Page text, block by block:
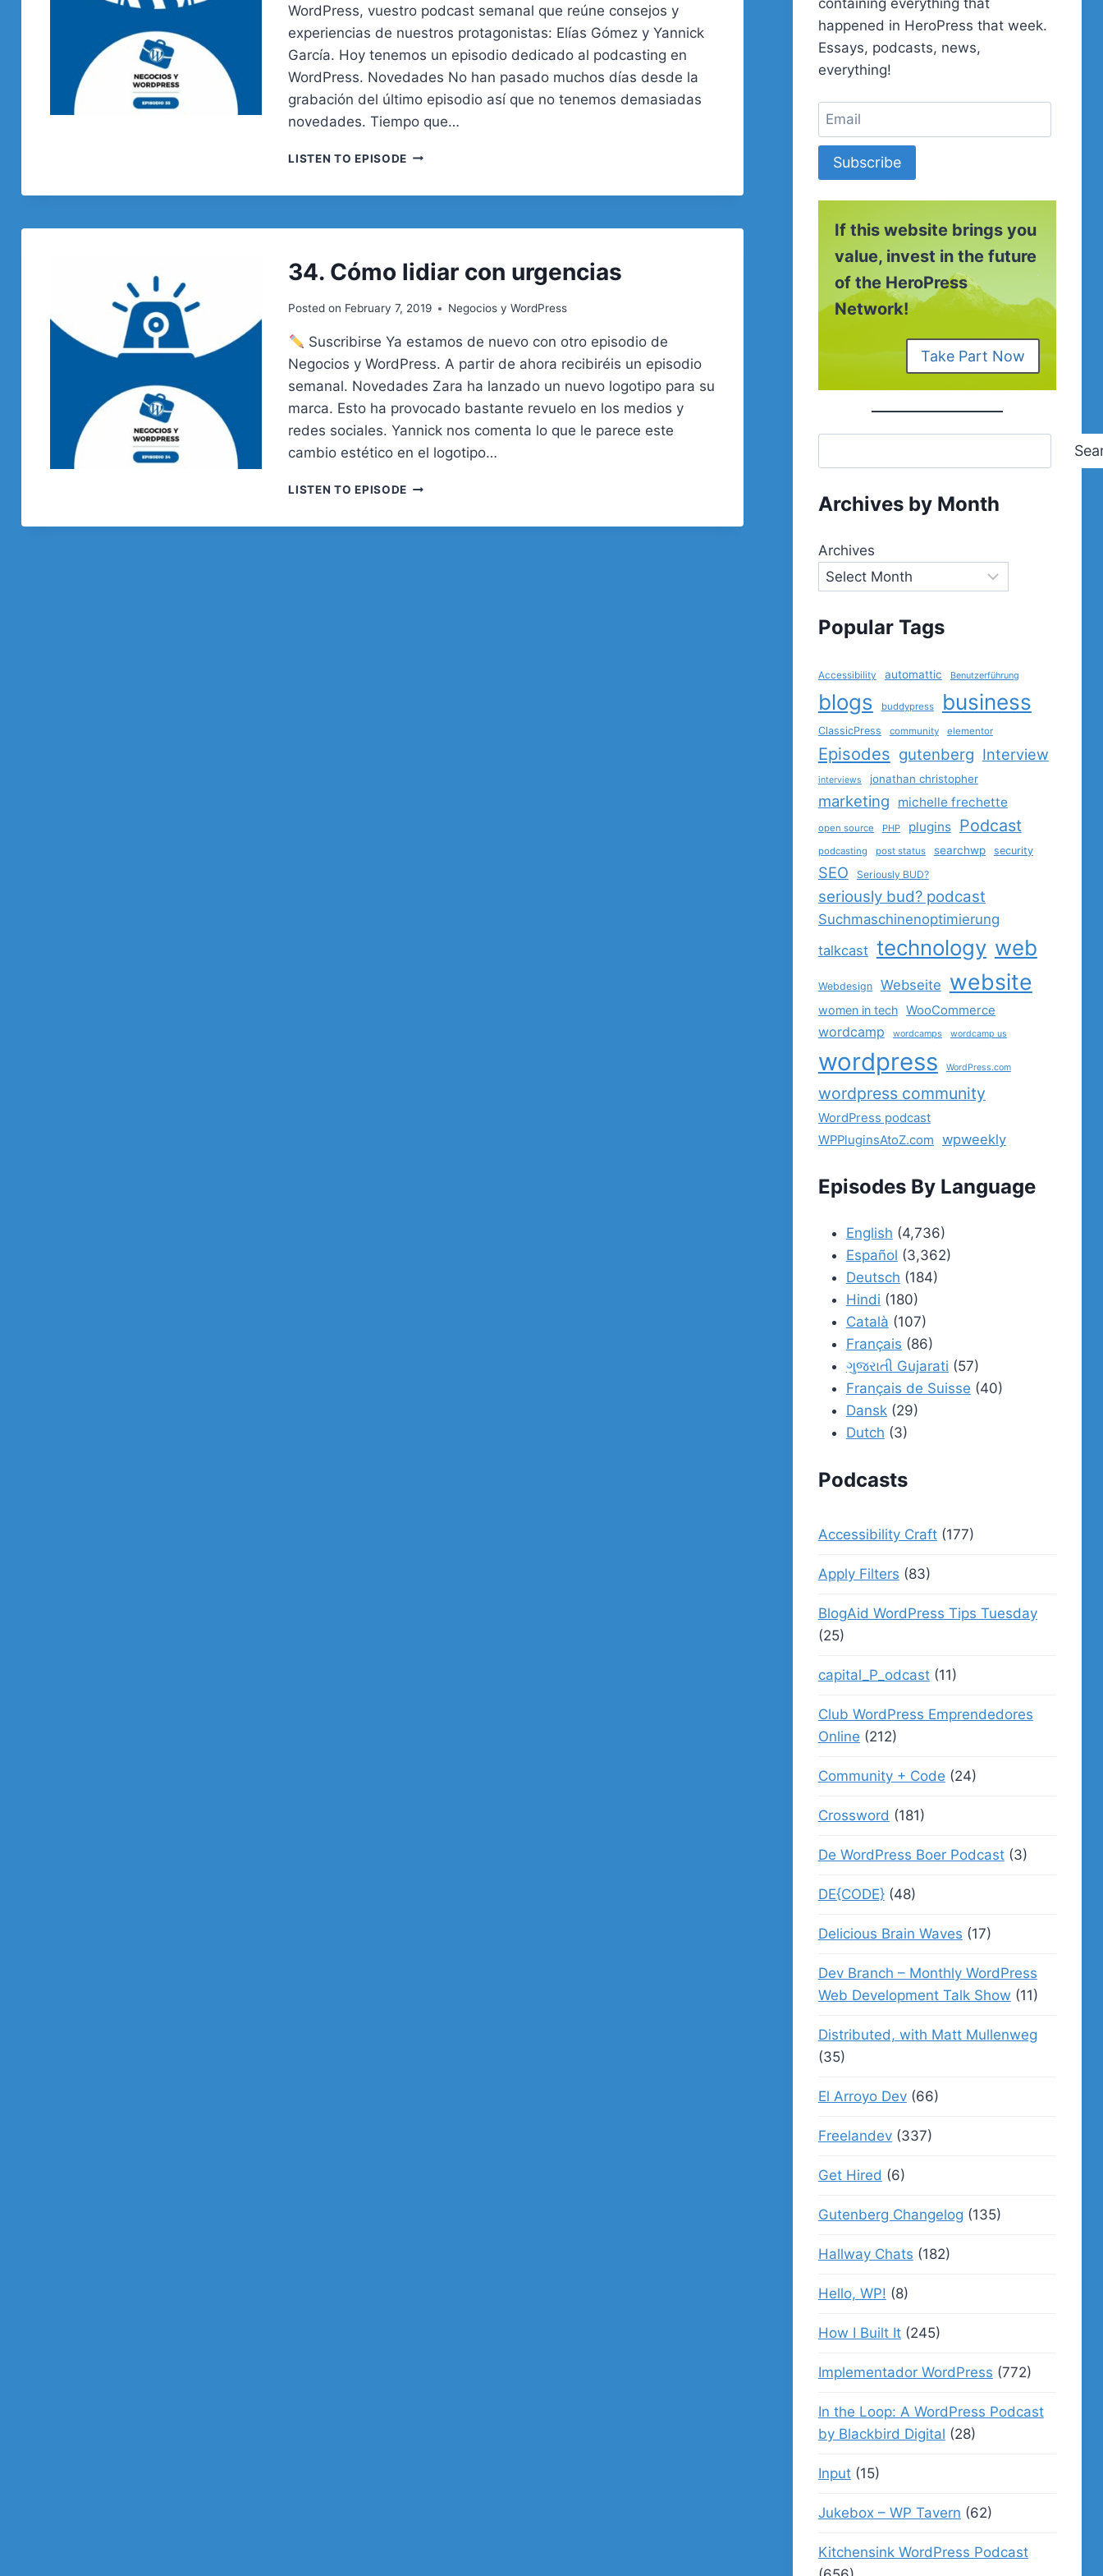
WordPress, vuestro podcast semanal que reúne consejos y
experiencias de nuestros protagonistas: Elías Gómez y Yannick
García. Hoy tenemos un episodio dedicado al podcasting en
WordPress. Novedades No han pasado muchos días desde la
grabación del último episodio así que no tenemos demasiadas
novedades. Tiempo que…
LISTEN TO EPISODE 35.
34. Cómo lidiar con urgencias
Posted on February 7, 2019 Negocios y WordPress
Suscribirse Ya estamos de nuevo con otro episodio de
Negocios y WordPress. A partir de ahora recibiréis un episodio
semanal. Novedades Zara ha lanzado un nuevo logotipo para su
marca. Esto ha provocado bastante revuelo en los medios y
redes sociales. Yannick nos comenta lo que le parece este
cambio estético en el logotipo…
LISTEN TO EPISODE 34.
happened in HeroPress that week.
Essays, podcasts, news,
everything!
Subscribe
If this website brings you
value, invest in the future
of the HeroPress
Network!
Take Part Now
Archives by Month
Archives
Popular Tags
Accessibility automattic Benutzerführung
blogs buddypress business
ClassicPress community elementor
Episodes gutenberg Interview
interviews jonathan christopher
marketing michelle frechette
open source PHP plugins Podcast
podcasting post status searchwp security
SEO Seriously BUD?
seriously bud? podcast
Suchmaschinenoptimierung
talkcast technology web
Webdesign Webseite website
women in tech WooCommerce
wordcamp wordcamps wordcamp us
wordpress WordPress.com
wordpress community
WordPress podcast
WPPluginsAtoZ.com
wpweekly
Episodes By Language
English (4,736)
Español (3,362)
Deutsch (184)
Hindi (180)
Català (107)
Français (86)
ગુજરાતી Gujarati (57)
Français de Suisse (40)
Dansk(29)
Dutch (3)
Podcasts
Accessibility Craft(177)
Apply Filters (83)
BlogAid WordPress Tips Tuesday
(25)
capital_P_odcast(11)
Club WordPress Emprendedores
Online (212)
Community + Code (24)
Crossword (181)
De WordPress Boer Podcast(3)
DE{CODE}(48)
Delicious Brain Waves (17)
Dev Branch – Monthly WordPress
Web Development Talk Show (11)
Distributed, with Matt Mullenweg
(35)
El Arroyo Dev(66)
Freelandev(337)
Get Hired (6)
Gutenberg Changelog (135)
Hallway Chats (182)
Hello, WP! (8)
How I Built It(245)
Implementador WordPress (772)
In the Loop: A WordPress Podcast
by Blackbird Digital (28)
Input(15)
Jukebox – WP Tavern (62)
Kitchensink WordPress Podcast